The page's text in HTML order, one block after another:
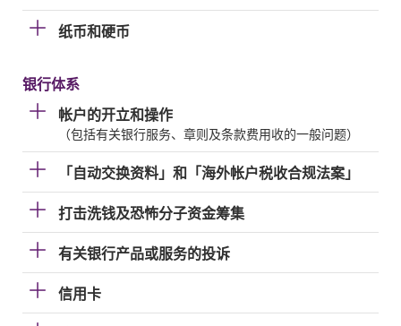
纸币和硬币
银行体系
帐户的开立和操作
（包括有关银行服务、章则及条款费用收的一般问题）
「自动交换资料」和「海外帐户税收合规法案」
打击洗钱及恐怖分子资金筹集
有关银行产品或服务的投诉
信用卡